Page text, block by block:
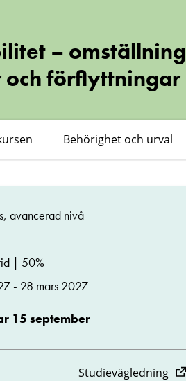
–
förflyttningar
Behörighet och urval
avancerad nivå
| 50%
- 28 mars 2027
15 september
Studievägledning